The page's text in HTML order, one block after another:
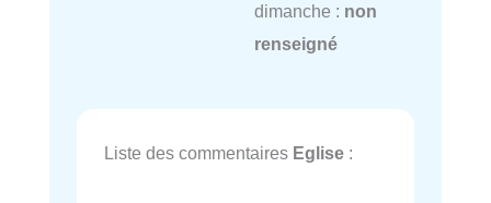
dimanche : non
renseigné
Liste des commentaires Eglise :